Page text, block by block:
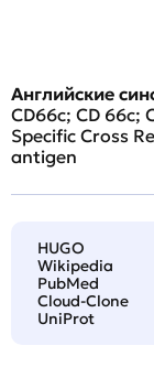
Английские
CD66c; CD 66c;
Specific Cross
antigen
HUGO
Wikipedia
PubMed
Cloud-Clone
UniProt